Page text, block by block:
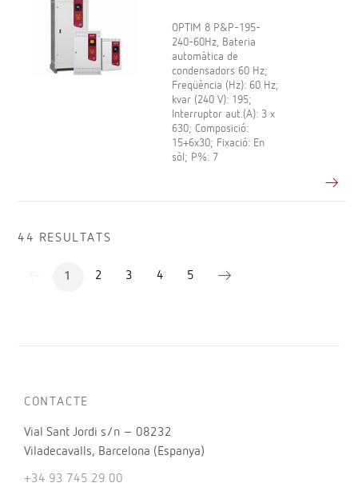
OPTIM 8 P&P-195-
240-60Hz, Bateria
automàtica de
condensadors 60 Hz;
Freqüència (Hz): 60 Hz;
kvar (240 V): 195;
Interruptor aut.(A): 3 x
630; Composició:
15+6x30; Fixació: En
sòl; P%: 7
44 RESULTATS
1 2 3 4 5
CONTACTE
Vial Sant Jordi s/n – 08232
Viladecavalls, Barcelona (Espanya)
+34 93 745 29 00